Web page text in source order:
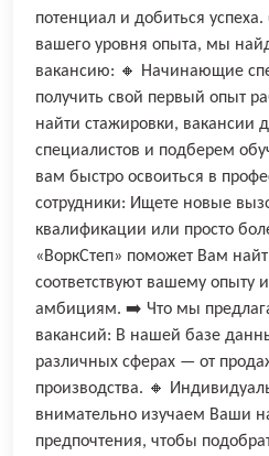
потенциал и добиться
вашего уровня опыта, мы
вакансию: 🔸 Начинающие
получить свой первый опыт
найти стажировки, вакансии
специалистов и подберем
вам быстро освоиться в
сотрудники: Ищете новые
квалификации или просто
«ВоркСтеп» поможет Вам
соответствуют вашему опыту
амбициям. ➡️ Что мы
вакансий: В нашей базе
различных сферах — от
производства. 🔸
внимательно изучаем Ваши
предпочтения, чтобы